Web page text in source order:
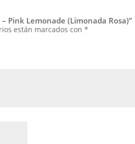
Pink Lemonade (Limonada Rosa)”
están marcados con *